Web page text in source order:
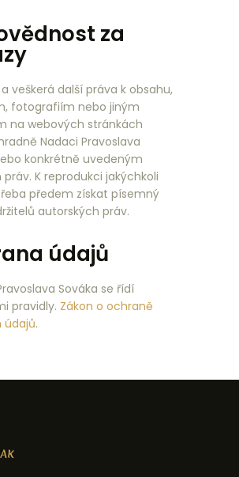
za
veškerá další práva k obsahu,
fotografiím nebo jiným
na webových stránkách
Nadaci Pravoslava
konkrétně uvedeným
K reprodukci jakýchkoli
předem získat písemný
autorských práv.
údajů
Sováka se řídí
pravidly. Zákon o ochraně
údajů.